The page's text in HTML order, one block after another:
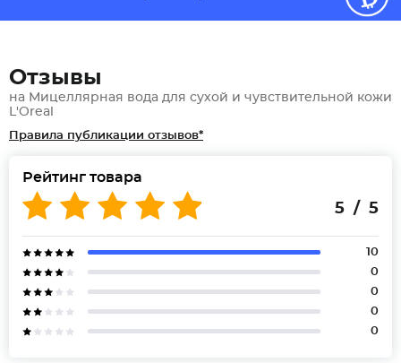
Отзывы
на Мицеллярная вода для сухой и чувствительной кожи
L'Oreal
Правила публикации отзывов*
Рейтинг товара
5 / 5
10
0
0
0
0